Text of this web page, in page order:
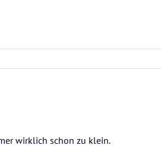
wirklich schon zu klein.